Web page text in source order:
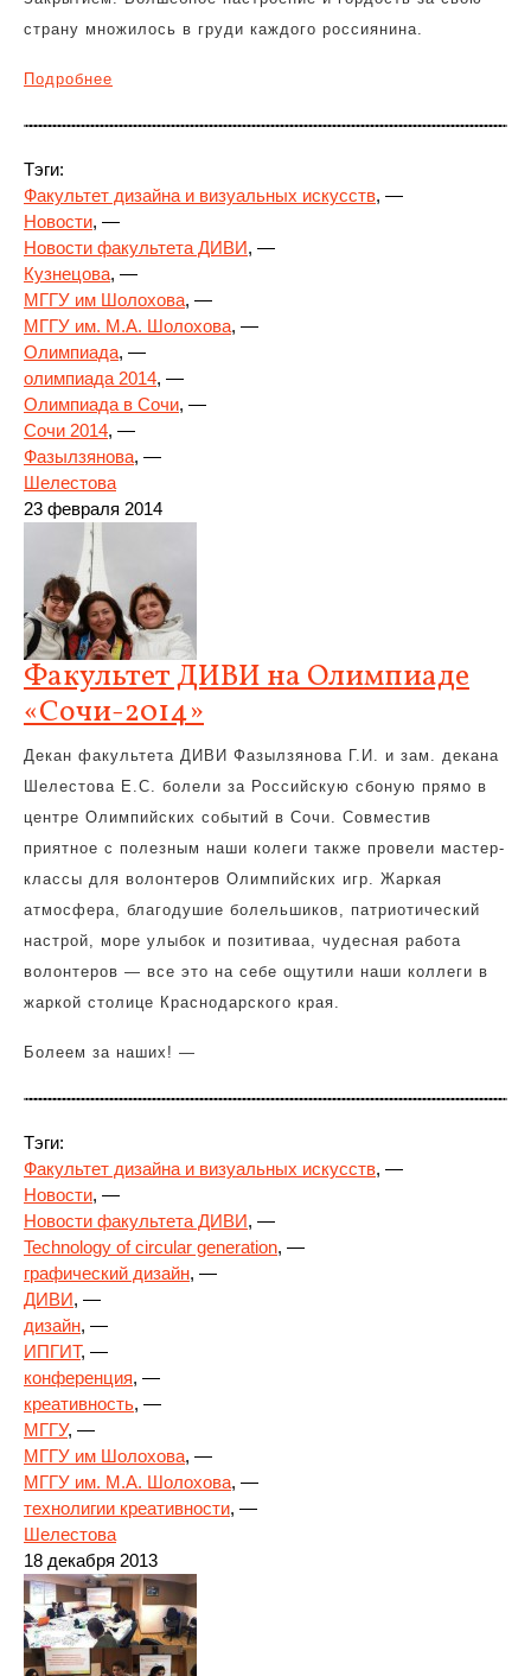
страну множилось в груди каждого россиянина.
Подробнее
Тэги:
Факультет дизайна и визуальных искусств, —
Новости, —
Новости факультета ДИВИ, —
Кузнецова, —
МГГУ им Шолохова, —
МГГУ им. М.А. Шолохова, —
Олимпиада, —
олимпиада 2014, —
Олимпиада в Сочи, —
Сочи 2014, —
Фазылзянова, —
Шелестова
23 февраля 2014
Факультет ДИВИ на Олимпиаде
«Сочи-2014»
Декан факультета ДИВИ Фазылзянова Г.И. и зам. декана
Шелестова Е.С. болели за Российскую сбоную прямо в
центре Олимпийских событий в Сочи. Совместив
приятное с полезным наши колеги также провели мастер-
классы для волонтеров Олимпийских игр. Жаркая
атмосфера, благодушие болельшиков, патриотический
настрой, море улыбок и позитиваа, чудесная работа
волонтеров — все это на себе ощутили наши коллеги в
жаркой столице Краснодарского края.
Болеем за наших! —
Тэги:
Факультет дизайна и визуальных искусств, —
Новости, —
Новости факультета ДИВИ, —
Technology of circular generation, —
графический дизайн, —
ДИВИ, —
дизайн, —
ИПГИТ, —
конференция, —
креативность, —
МГГУ, —
МГГУ им Шолохова, —
МГГУ им. М.А. Шолохова, —
технолигии креативности, —
Шелестова
18 декабря 2013